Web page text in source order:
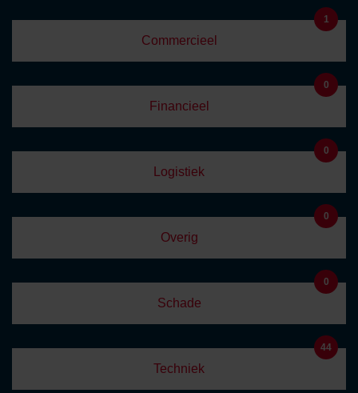
Commercieel
1
Financieel
0
Logistiek
0
Overig
0
Schade
0
Techniek
44